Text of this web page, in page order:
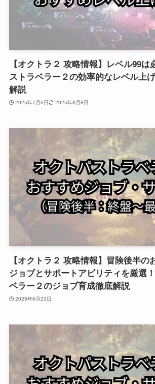
【オクトラ２ 攻略情報】レベル99は
ストラベラー２の効率的なレベル上
解説
2025年7月6日 2025年8月8日
【オクトラ２ 攻略情報】冒険後半の
ジョブとサポートアビリティを厳選
ベラー２のジョブ育成徹底解説
2025年6月23日